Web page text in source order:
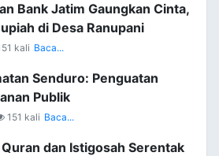
Bank Jatim Gaungkan Cinta,
di Desa Ranupani
kali Baca...
Senduro: Penguatan
Publik
151 kali Baca...
dan Istigosah Serentak